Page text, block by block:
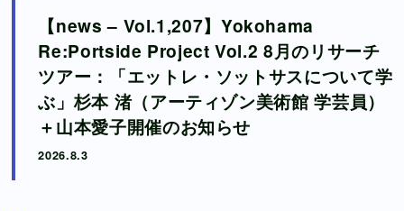
About us
Support
Contact
【news – Vol.1,207】Yokohama
Re:Portside Project Vol.2 8月のリサーチ
ツアー：「エットレ・ソットサスについて学
ぶ」杉本 渚（アーティゾン美術館 学芸員）
＋山本愛子開催のお知らせ
2026.8.3